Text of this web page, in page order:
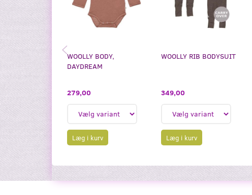
WOOLLY BODY,
DAYDREAM
279,00
Læg i kurv
WOOLLY RIB BODYSUIT
349,00
Læg i kurv